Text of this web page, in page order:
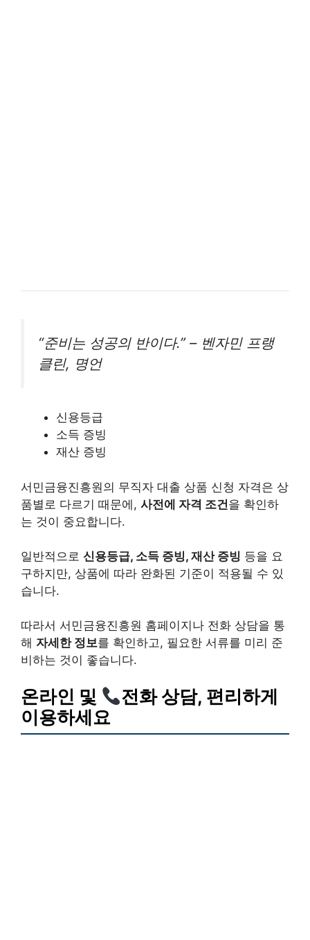
“준비는 성공의 반이다.” – 벤자민 프랭
클린, 명언
신용등급
소득 증빙
재산 증빙
서민금융진흥원의 무직자 대출 상품 신청 자격은 상
품별로 다르기 때문에, 사전에 자격 조건을 확인하
는 것이 중요합니다.
일반적으로 신용등급, 소득 증빙, 재산 증빙 등을 요
구하지만, 상품에 따라 완화된 기준이 적용될 수 있
습니다.
따라서 서민금융진흥원 홈페이지나 전화 상담을 통
해 자세한 정보를 확인하고, 필요한 서류를 미리 준
비하는 것이 좋습니다.
온라인 및 전화 상담, 편리하게
이용하세요